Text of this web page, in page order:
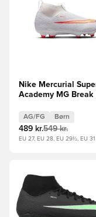
Nike Mercurial
Academy MG Break
AG/FG Børn
489 kr.549 kr.
EU 27, EU 28, EU 29½, EU 31
Åbner en Modal til